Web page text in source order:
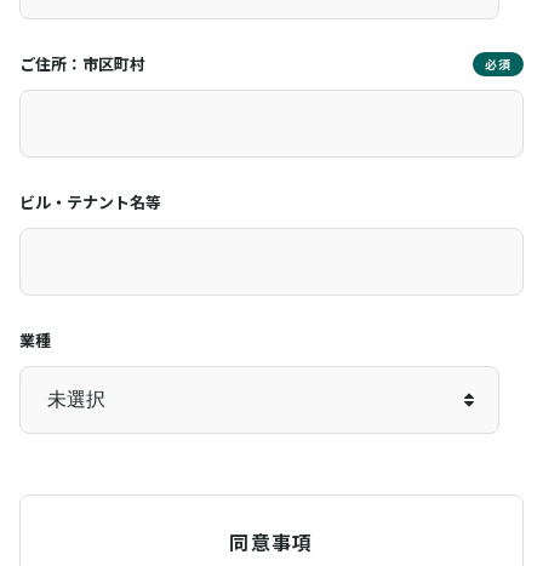
ご住所：市区町村 必須
ビル・テナント名等
業種
同意事項